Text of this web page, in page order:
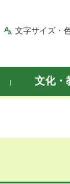
文字サイズ・
文化・